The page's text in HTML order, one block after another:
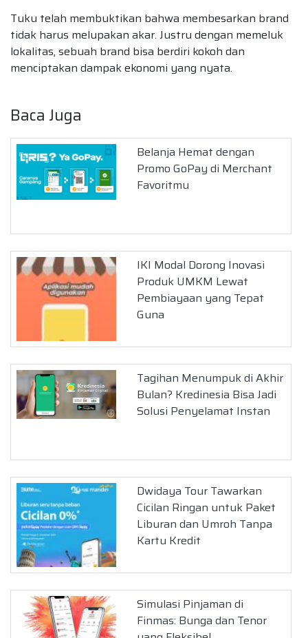
Tuku telah membuktikan bahwa membesarkan brand
tidak harus melupakan akar. Justru dengan memeluk
lokalitas, sebuah brand bisa berdiri kokoh dan
menciptakan dampak ekonomi yang nyata.
Baca Juga
Belanja Hemat dengan
Promo GoPay di Merchant
Favoritmu
IKI Modal Dorong Inovasi
Produk UMKM Lewat
Pembiayaan yang Tepat
Guna
Tagihan Menumpuk di Akhir
Bulan? Kredinesia Bisa Jadi
Solusi Penyelamat Instan
Dwidaya Tour Tawarkan
Cicilan Ringan untuk Paket
Liburan dan Umroh Tanpa
Kartu Kredit
Simulasi Pinjaman di
Finmas: Bunga dan Tenor